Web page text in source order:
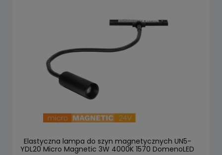
Elastyczna lampa do szyn magnetycznych UN5-
YDL20 Micro Magnetic 3W 4000K 1570 DomenoLED